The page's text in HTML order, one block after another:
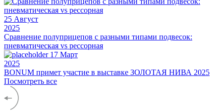
25 Август
2025
Сравнение полуприцепов с разными типами подвесок:
пневматическая vs рессорная
17 Март
2025
BONUM примет участие в выставке ЗОЛОТАЯ НИВА 2025
Посмотреть все